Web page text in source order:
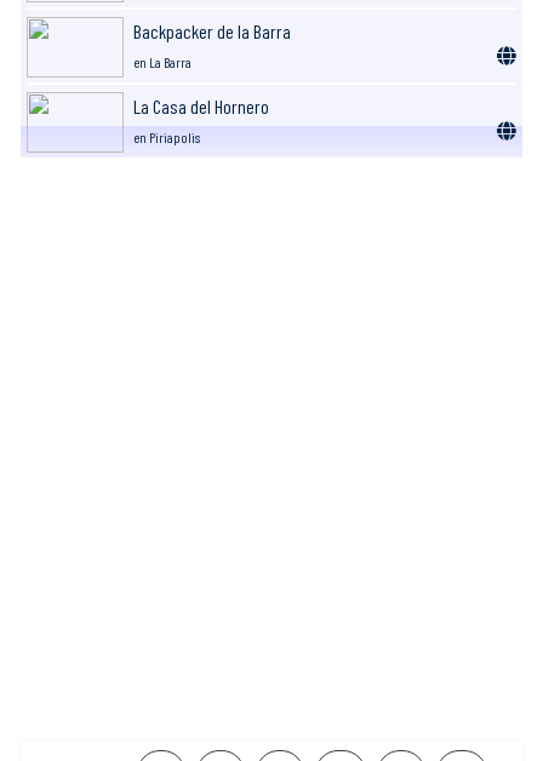
Backpacker de la Barra
en La Barra
La Casa del Hornero
en Piriapolis